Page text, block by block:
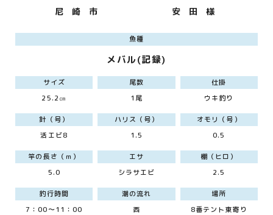
尼 崎 市 安 田 様
魚種
メバル(記録)
サイズ
25.2㎝
尾数
1尾
仕掛
ウキ釣り
針（号）
活エビ8
ハリス（号）
1.5
オモリ（号）
0.5
竿の長さ（ｍ）
5.0
エサ
シラサエビ
棚（ヒロ）
2.5
釣行時間
7：00～11：00
潮の流れ
西
場所
8番テント東寄り